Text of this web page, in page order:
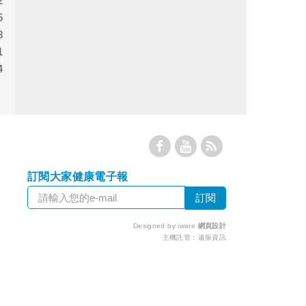
訂閱大家健康電子報
Designed by iware 網頁設計
主機託管： 遠振資訊